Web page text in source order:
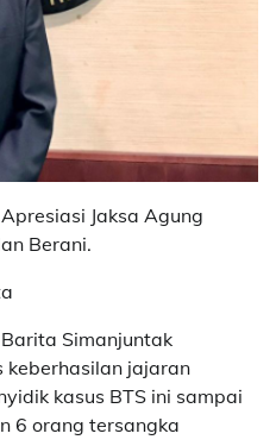
Jaksa Agung
Berani.
Simanjuntak
keberhasilan jajaran
kasus BTS ini sampai
6 orang tersangka